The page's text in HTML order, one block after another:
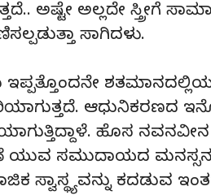
ಅಷ್ಟೇ ಅಲ್ಲದೇ ಸ್ತ್ರೀಗೆ
ಸಾಗಿದಳು.
ಇಪ್ಪತ್ತೊಂದನೇ
ಆಧುನಿಕರಣದ
ಹೊಸ
ಯುವ ಸಮುದಾಯದ
ಸ್ವಾಸ್ಥ್ಯವನ್ನು ಕದಡುವ